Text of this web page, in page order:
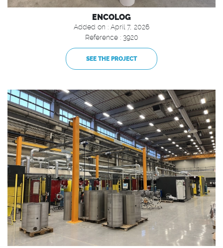
ENCOLOG
Added on : April 7, 2026
Reference : 3920
SEE THE PROJECT